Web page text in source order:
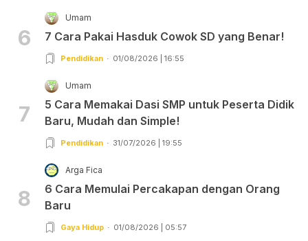
6
Umam
7 Cara Pakai Hasduk Cowok SD yang Benar!
Pendidikan 01/08/2026 | 16:55
7
Umam
5 Cara Memakai Dasi SMP untuk Peserta Didik
Baru, Mudah dan Simple!
Pendidikan 31/07/2026 | 19:55
8
Arga Fica
6 Cara Memulai Percakapan dengan Orang
Baru
Gaya Hidup 01/08/2026 | 05:57